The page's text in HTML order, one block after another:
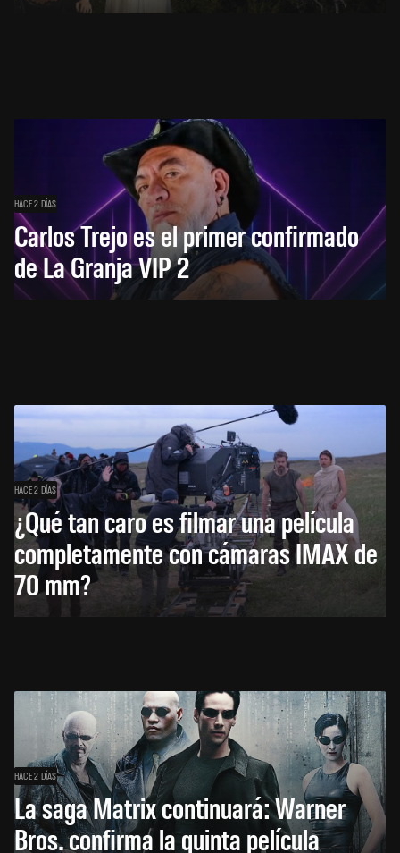
HACE 2 DÍAS
Carlos Trejo es el primer confirmado
de La Granja VIP 2
HACE 2 DÍAS
¿Qué tan caro es filmar una película
completamente con cámaras IMAX de
70 mm?
HACE 2 DÍAS
La saga Matrix continuará: Warner
Bros. confirma la quinta película